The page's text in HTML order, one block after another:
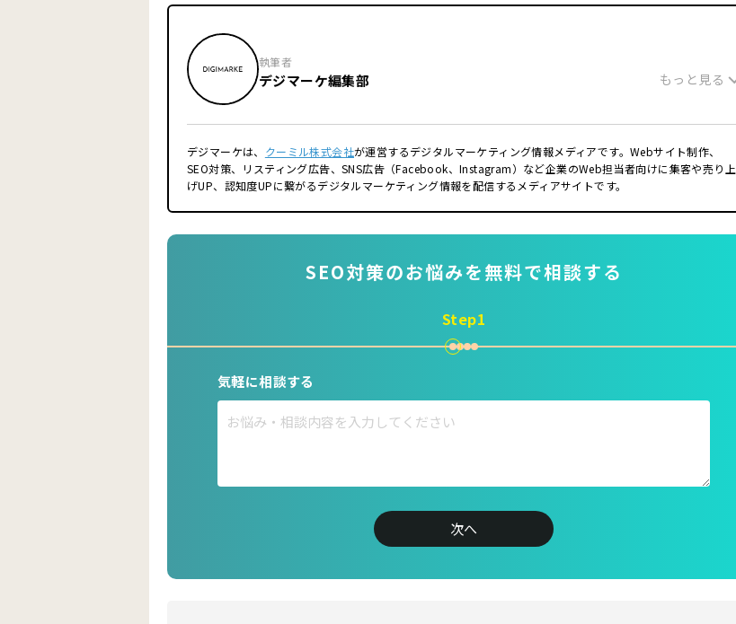
「結果が出るマーケティング施策」をご提案致します。サイトを公開後も運用をお任せ頂き、サイトだけでな
■経歴
2014年 東京薬科大学大学院終了
2014年 第一三共株式会社
2016年 ファングロウス株式会社 創業
2019年 一般社団法人スーパースカルプ発毛協会（FC本部） 理事
2021年クーミル株式会社 創業
■得意領域
コンテンツマーケティング
リスティング広告
フランチャイズ加盟店開発、集客
■SNS
X（旧Twitter）：https://twitter.com/ryosuke_coomil
YouTube：https://www.youtube.com/@marketing_coomil
もっと見る
執筆者
デジマーケ編集部
デジマーケは、 クーミル株式会社が運営するデジタルマーケティング情報メディアです。Webサイト制作、
SEO対策、リスティング広告、SNS広告（Facebook、Instagram）など企業のWeb担当者向けに集客や売り上
げUP、認知度UPに繋がるデジタルマーケティング情報を配信するメディアサイトです。
SEO対策のお悩みを無料で相談する
Step1
気軽に相談する
次へ